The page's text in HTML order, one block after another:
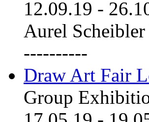
12.09.19 -
Aurel
----------
Draw Art Fair
Group